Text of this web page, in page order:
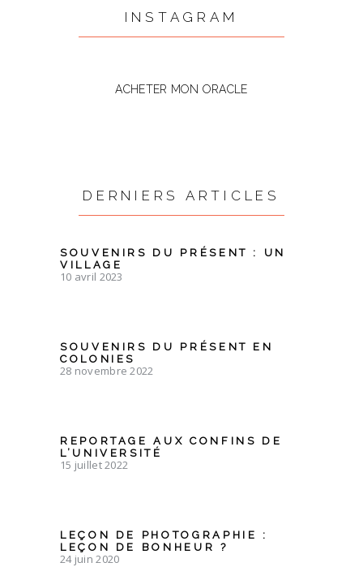
INSTAGRAM
ACHETER MON ORACLE
DERNIERS ARTICLES
SOUVENIRS DU PRÉSENT : UN
VILLAGE
10 avril 2023
SOUVENIRS DU PRÉSENT EN
COLONIES
28 novembre 2022
REPORTAGE AUX CONFINS DE
L’UNIVERSITÉ
15 juillet 2022
LEÇON DE PHOTOGRAPHIE :
LEÇON DE BONHEUR ?
24 juin 2020